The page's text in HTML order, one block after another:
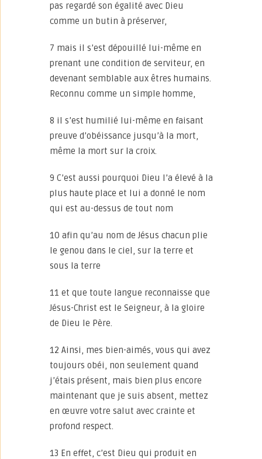
pas regardé son égalité avec Dieu
comme un butin à préserver,
7 mais il s’est dépouillé lui-même en
prenant une condition de serviteur, en
devenant semblable aux êtres humains.
Reconnu comme un simple homme,
8 il s’est humilié lui-même en faisant
preuve d’obéissance jusqu’à la mort,
même la mort sur la croix.
9 C’est aussi pourquoi Dieu l’a élevé à la
plus haute place et lui a donné le nom
qui est au-dessus de tout nom
10 afin qu’au nom de Jésus chacun plie
le genou dans le ciel, sur la terre et
sous la terre
11 et que toute langue reconnaisse que
Jésus-Christ est le Seigneur, à la gloire
de Dieu le Père.
12 Ainsi, mes bien-aimés, vous qui avez
toujours obéi, non seulement quand
j’étais présent, mais bien plus encore
maintenant que je suis absent, mettez
en œuvre votre salut avec crainte et
profond respect.
13 En effet, c’est Dieu qui produit en